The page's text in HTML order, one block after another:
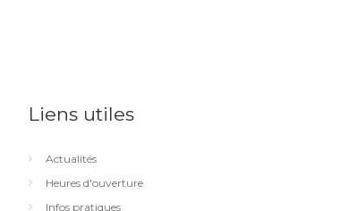
Liens utiles
Actualités
Heures d'ouverture
Infos pratiques